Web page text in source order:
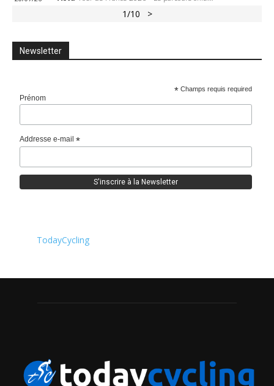
1/10 >
Newsletter
* Champs requis required
Prénom
Addresse e-mail*
TodayCycling